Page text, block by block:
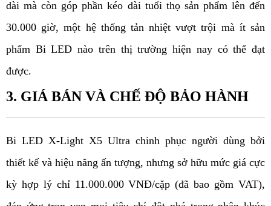
dài mà còn góp phần kéo dài tuổi thọ sản phẩm lên đến
30.000 giờ, một hệ thống tản nhiệt vượt trội mà ít sản
phẩm Bi LED nào trên thị trường hiện nay có thể đạt
được.
3. GIÁ BÁN VÀ CHẾ ĐỘ BẢO HÀNH
Bi LED X-Light X5 Ultra chinh phục người dùng bởi
thiết kế và hiệu năng ấn tượng, nhưng sở hữu mức giá cực
kỳ hợp lý chỉ 11.000.000 VNĐ/cặp (đã bao gồm VAT),